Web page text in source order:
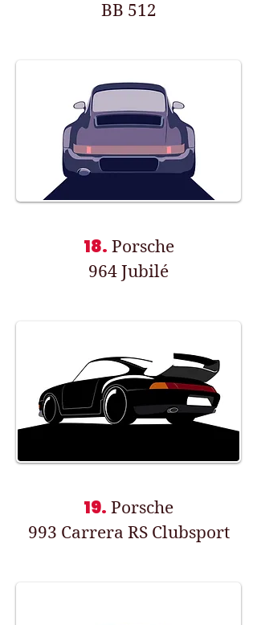
BB 512
18. Porsche
964 Jubilé
19. Porsche
993 Carrera RS Clubsport